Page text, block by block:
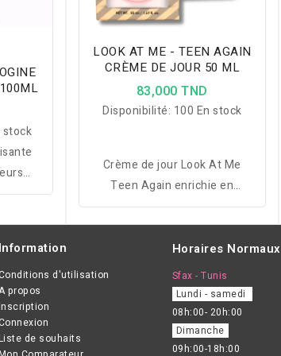
stock
les
LOOK AT ME - TEEN AGAIN
CRÈME DE JOUR 50 ML
83,000 TND
Disponibilité: 100 En stock
Crème de jour Look At Me
Teen Again enrichie en
peptides et collagène, hydrate
intensément, revitalise la peau
et s'absorbe rapidement pour
un teint frais et lumineux.
Information
d'utilisation
propos
de souhaits
Horaires Normaux
Sfax - Tunis
Lundi - samedi
08h:00- 20h:00
Dimanche
09h:00-18h:00